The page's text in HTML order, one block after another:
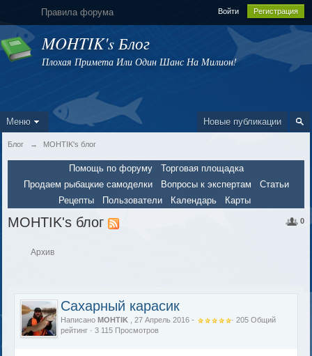
Правила форума Войти Регистрация
MOHTIK's Блог
Плохая Примета Или Один Шанс На Милион!
Новые публикации
Меню
Блог → MOHTIK's блог
Помощь по форуму
Торговая площадка
Продаем рыбацкие самоделки
Вопросы к экспертам
Статьи
Рецепты
Пользователи Календарь Карты
0
MOHTIK's блог
Архив
Сахарный карасик
НаписаноMOHTIK , 27 Апрель 2016 - ·205 Общий
рейтинг · 3 115 Просмотров